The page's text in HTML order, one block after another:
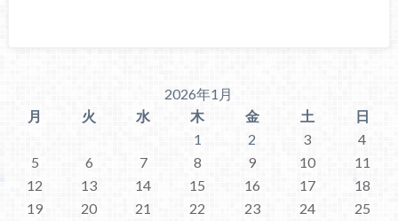
2026年1月
月
火 水 木 金 土
日
1
2 3
4
5
6 7 8 9 10
11
12
13 14 15 16 17
18
19
20 21 22 23 24
25